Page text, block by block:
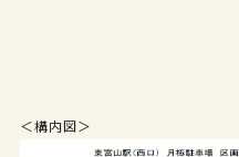
＜構内図＞